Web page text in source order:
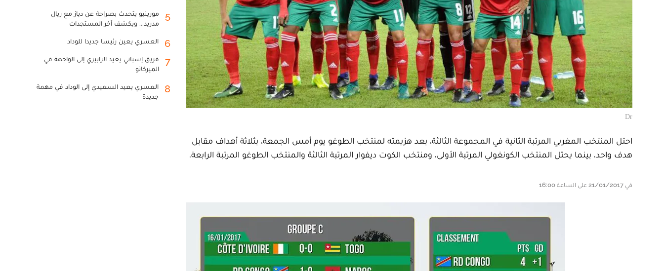
Dr
احتل المنتخب المغربي المرتبة الثانية في المجموعة الثالثة، بعد هزيمته لمنتخب الطوغو يوم أمس الجمعة، بثلاثة أهداف مقابل
هدف واحد، بينما يحتل المنتخب الكونغولي المرتبة الأولى، ومنتخب الكوت ديفوار المرتبة الثالثة والمنتخب الطوغو المرتبة الرابعة.
في 21/01/2017 على الساعة 16:00
5
مورينيو يتحدث بصراحة عن دياز مع ريال
مدريد... ويكشف آخر المستجدات
6 العسري يعين رئيسا جديدا للوداد
7
فريق إسباني يعيد الزابيري إلى الواجهة في
الميركاتو
8
العسري يعيد السعيدي إلى الوداد في مهمة
جديدة